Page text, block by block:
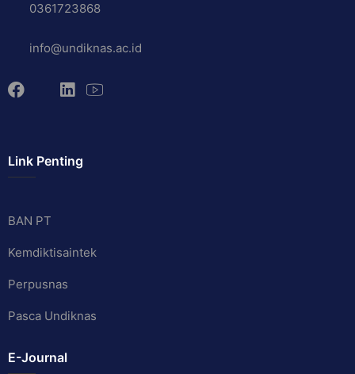
0361723868
info@undiknas.ac.id
Link Penting
BAN PT
Kemdiktisaintek
Perpusnas
Pasca Undiknas
E-Journal